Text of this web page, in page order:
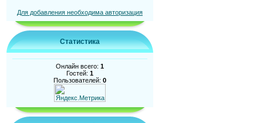
Для добавления необходима авторизация
Статистика
Онлайн всего: 1
Гостей: 1
Пользователей: 0